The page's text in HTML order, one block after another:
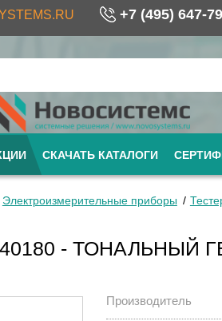
+7 (495) 647-
СКАЧАТЬ КАТАЛОГИ
Электроизмерительные приборы
40180 - ТОНАЛЬНЫЙ
Производитель